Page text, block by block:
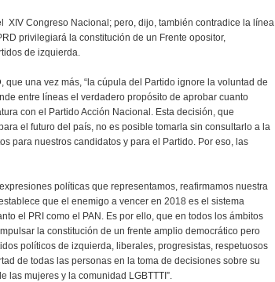
XIV Congreso Nacional; pero, dijo, también contradice la línea
privilegiará la constitución de un Frente opositor,
de izquierda.
una vez más, “la cúpula del Partido ignore la voluntad de
entre líneas el verdadero propósito de aprobar cuanto
con el Partido Acción Nacional. Esta decisión, que
el futuro del país, no es posible tomarla sin consultarlo a la
para nuestros candidatos y para el Partido. Por eso, las
políticas que representamos, reafirmamos nuestra
que el enemigo a vencer en 2018 es el sistema
el PRI como el PAN. Es por ello, que en todos los ámbitos
la constitución de un frente amplio democrático pero
políticos de izquierda, liberales, progresistas, respetuosos
de todas las personas en la toma de decisiones sobre su
las mujeres y la comunidad LGBTTTI”.